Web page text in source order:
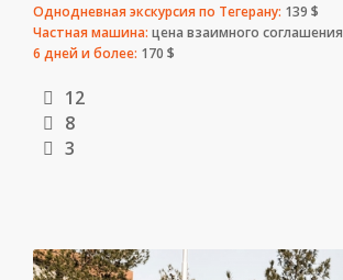
Однодневная экскурсия по Тегерану: 139 $
Частная машина: цена взаимного соглашения
6 дней и более: 170 $
12
8
3